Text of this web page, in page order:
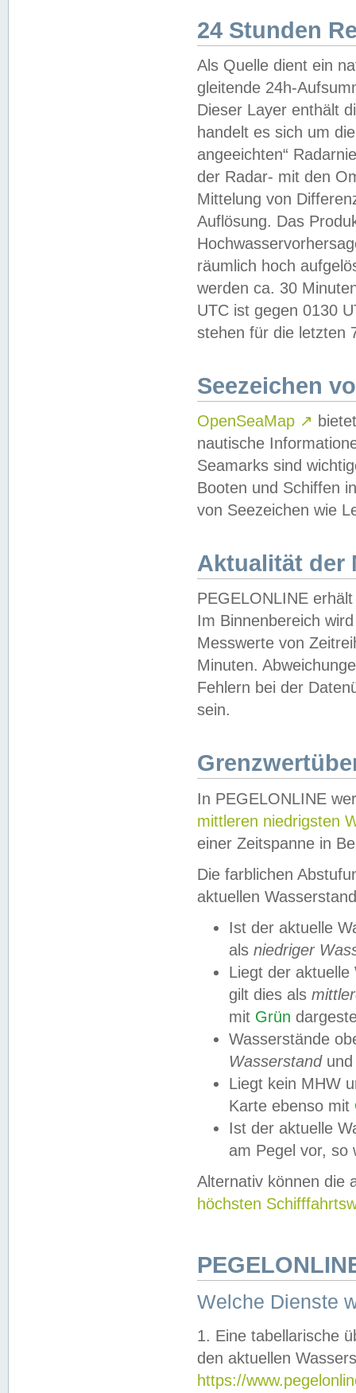
24 Stunden
Als Quelle dient ein
gleitende 24h-
Dieser Layer enthält
handelt es sich um
angeeichten“
der Radar- mit den
Mittelung von
Auflösung. Das
räumlich hoch
werden ca. 30
UTC ist gegen 0130
stehen für die letzten
Seezeichen
OpenSeaMap ↗
nautische
Seamarks sind
Booten und Schiffen
von Seezeichen wie
Aktualität der
PEGELONLINE
Im Binnenbereich
Messwerte von
Minuten.
Fehlern bei der
sein.
In PEGELONLINE
mittleren niedrigsten
einer Zeitspanne in
Die farblichen
aktuellen
Ist der aktuelle
als niedriger
Liegt der
gilt dies als
mit Grün
Wasserstände
Wasserstandund
Liegt kein MHW
Karte ebenso mit
Ist der aktuelle
am Pegel vor,
Alternativ können die
höchsten
Welche Dienste
1. Eine tabellarische
den aktuellen
https://